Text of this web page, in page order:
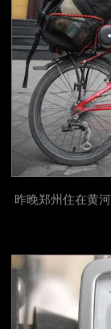
昨晚郑州住在黄